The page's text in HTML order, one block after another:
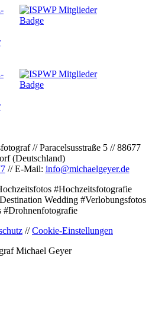
// Paracelsusstraße 5 // 88677
(Deutschland)
// E-Mail: info@michaelgeyer.de
#Hochzeitsfotografie
Wedding #Verlobungsfotos
#Drohnenfotografie
//Cookie-Einstellungen
Michael Geyer